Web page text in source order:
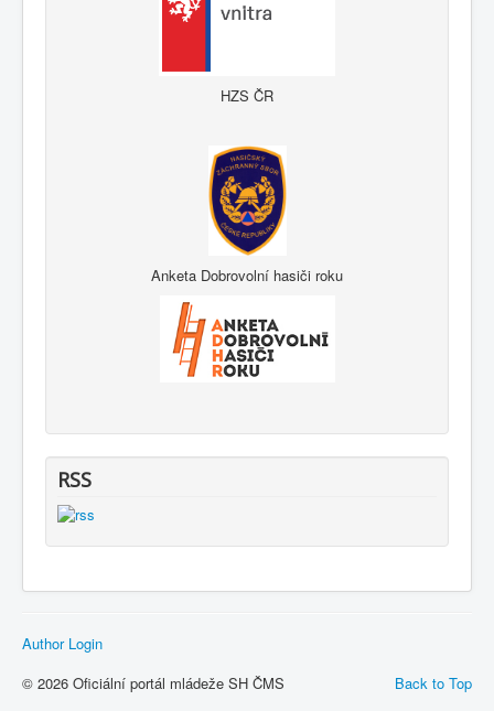
HZS ČR
Anketa Dobrovolní hasiči roku
RSS
Author Login
Back to Top
© 2026 Oficiální portál mládeže SH ČMS